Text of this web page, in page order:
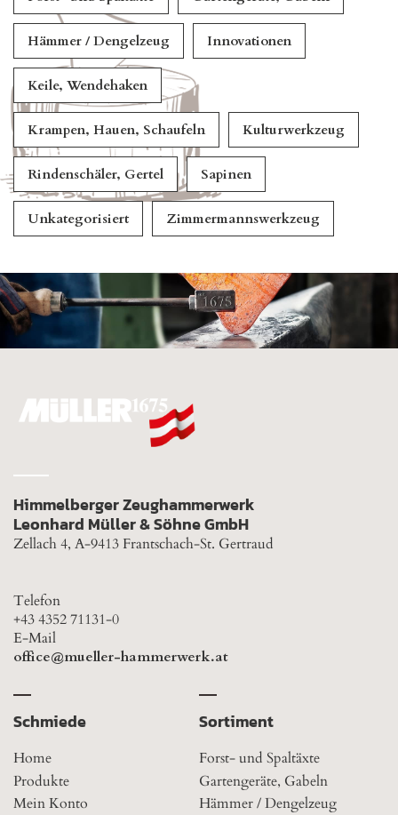
Hämmer / Dengelzeug Innovationen
Keile, Wendehaken
Krampen, Hauen, Schaufeln Kulturwerkzeug
Rindenschäler, Gertel Sapinen
Unkategorisiert Zimmermannswerkzeug
Himmelberger Zeughammerwerk
Leonhard Müller & Söhne GmbH
Zellach 4, A-9413 Frantschach-St. Gertraud
Telefon
+43 4352 71131-0
E-Mail
office@mueller-hammerwerk.at
Schmiede
Home
Produkte
Mein Konto
Sortiment
Forst- und Spaltäxte
Gartengeräte, Gabeln
Hämmer / Dengelzeug